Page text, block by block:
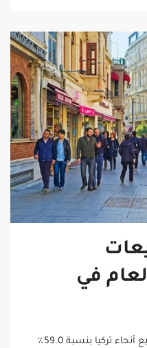
في
ارتفعت مبيعات المساكن في جميع أنحاء تركيا بنسبة 59.0٪